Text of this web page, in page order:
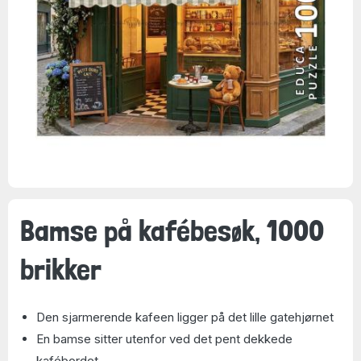
Bamse på kafébesøk, 1000
brikker
Den sjarmerende kafeen ligger på det lille gatehjørnet
En bamse sitter utenfor ved det pent dekkede